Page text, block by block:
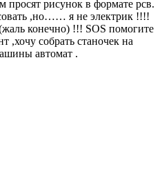
просят рисунок в формате рсв.
,но…… я не электрик !!!!
конечно) !!! SOS помогите
,хочу собрать станочек на
автомат .